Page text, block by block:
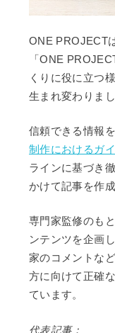
ONE PROJECT
「ONE
くりに役に立つ
生まれ変わりまし
信頼できる情報
制作におけるガ
ラインに基づき
かけて記事を作
専門家監修のも
ンテンツを企画
家のコメントな
方に向けて正確
ています。
代表記事：